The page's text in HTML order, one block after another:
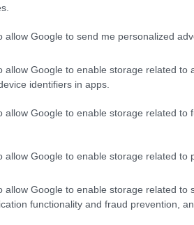
allow Google to send me personalized
allow Google to enable storage related to
identifiers in apps.
allow Google to enable storage related to
allow Google to enable storage related to
allow Google to enable storage related to
functionality and fraud prevention,
Joukkorahoitus yritykselle
Yrityslaina pankista
11 useimmin kysyttyä
Yrityskortti harkinnassa?
yritysten maksuaika-, pankki-
vertaillessasi